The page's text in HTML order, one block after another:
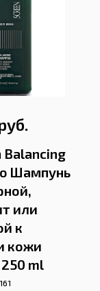
Balancing
Шампунь
или
к
кожи
ml